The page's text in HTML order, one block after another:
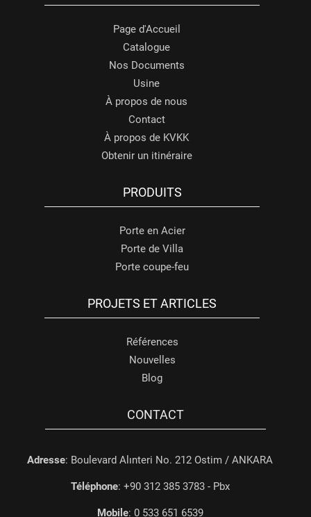
Page d'Accueil
Catalogue
Nos Documents
Usine
À propos de nous
Contact
À propos de KVKK
Obtenir un itinéraire
PRODUITS
Porte en Acier
Porte de Villa
Porte coupe-feu
PROJETS ET ARTICLES
Références
Nouvelles
Blog
CONTACT
Adresse: Boulevard Alınteri No. 212 Ostim / ANKARA
Téléphone: +90 312 385 3783 - Pbx
Mobile: 0 533 651 6539